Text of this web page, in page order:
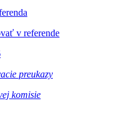
v referende
preukazy
komisie